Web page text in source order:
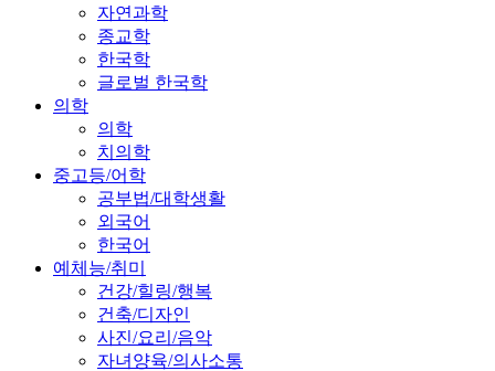
자연과학
종교학
한국학
글로벌 한국학
의학
의학
치의학
중고등/어학
공부법/대학생활
외국어
한국어
예체능/취미
건강/힐링/행복
건축/디자인
사진/요리/음악
자녀양육/의사소통